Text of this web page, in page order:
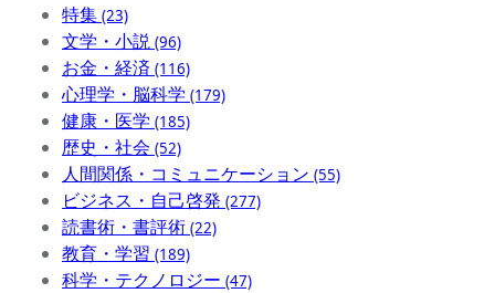
特集 (23)
文学・小説 (96)
お金・経済 (116)
心理学・脳科学 (179)
健康・医学 (185)
歴史・社会 (52)
人間関係・コミュニケーション (55)
ビジネス・自己啓発 (277)
読書術・書評術 (22)
教育・学習 (189)
科学・テクノロジー (47)